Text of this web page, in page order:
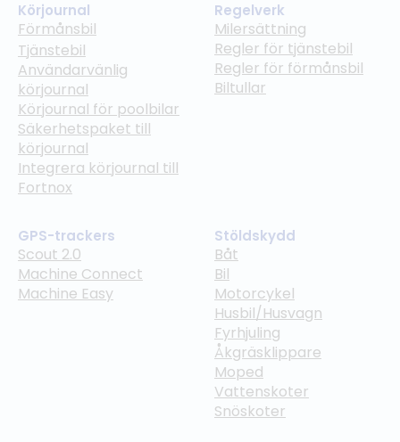
Körjournal
Förmånsbil
Tjänstebil
Användarvänlig
körjournal
Körjournal för poolbilar
Säkerhetspaket till
körjournal
Integrera körjournal till
Fortnox
Regelverk
Milersättning
Regler för tjänstebil
Regler för förmånsbil
Biltullar
GPS-trackers
Scout 2.0
Machine Connect
Machine Easy
Stöldskydd
Båt
Bil
Motorcykel
Husbil/Husvagn
Fyrhjuling
Åkgräsklippare
Moped
Vattenskoter
Snöskoter